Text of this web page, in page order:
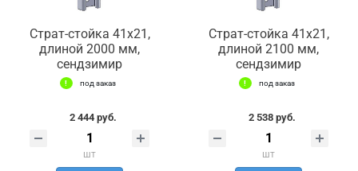
Страт-стойка 41х21,
длиной 2000 мм,
сендзимир
под заказ
2 444 руб.
шт
Страт-стойка 41х21,
длиной 2100 мм,
сендзимир
под заказ
2 538 руб.
шт